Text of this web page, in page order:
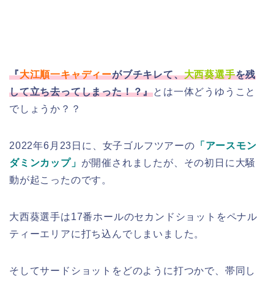
『大江順一キャディーがブチキレて、大西葵選手を残
して立ち去ってしまった！？』とは一体どうゆうこと
でしょうか？？
2022年6月23日に、女子ゴルフツアーの 「アースモン
ダミンカップ」 が開催されましたが、その初日に大騒
動が起こったのです。
大西葵選手は17番ホールのセカンドショットをペナル
ティーエリアに打ち込んでしまいました。
そしてサードショットをどのように打つかで、帯同し